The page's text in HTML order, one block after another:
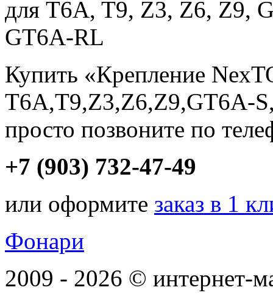
для T6A, T9, Z3, Z6, Z9,
GT6A-RL
Купить «Крепление
T6A,T9,Z3,Z6,Z9,GT6A-
просто позвоните по
+7 (903) 732-47-49
или оформите заказ в 1
Фонари
2009 - 2026 © интернет-